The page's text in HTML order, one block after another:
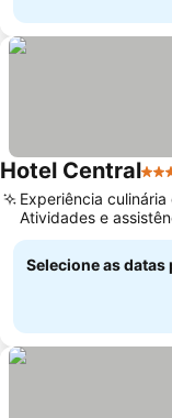
Hotel Central3
Experiência
Atividades e
passeios
Selecione as datas